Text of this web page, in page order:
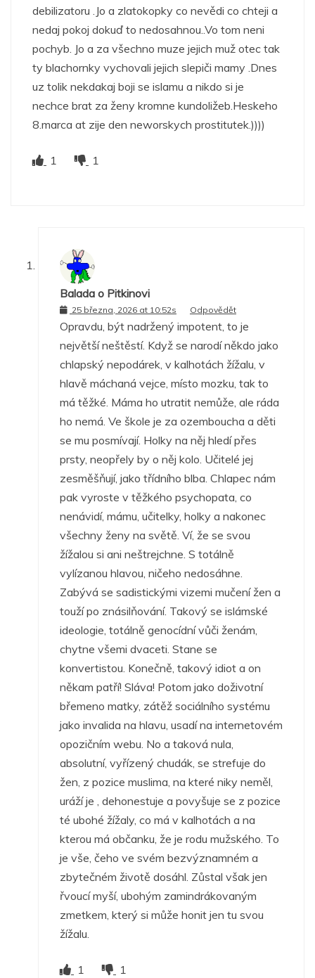
debilizatoru .Jo a zlatokopky co nevědi co chteji a
nedaj pokoj dokuď to nedosahnou..Vo tom neni
pochyb. Jo a za všechno muze jejich muž otec tak
ty blachornky vychovali jejich slepiči mamy .Dnes
uz tolik nekdakaj boji se islamu a nikdo si je
nechce brat za ženy kromne kundoližeb.Heskeho
8.marca at zije den neworskych prostitutek.))))
1 1
Balada o Pitkinovi
25 března, 2026 at 10:52s Odpovědět
Opravdu, být nadržený impotent, to je
největší neštěstí. Když se narodí někdo jako
chlapský nepodárek, v kalhotách žížalu, v
hlavě máchaná vejce, místo mozku, tak to
má těžké. Máma ho utratit nemůže, ale ráda
ho nemá. Ve škole je za ozemboucha a děti
se mu posmívají. Holky na něj hledí přes
prsty, neopřely by o něj kolo. Učitelé jej
zesměšňují, jako třídního blba. Chlapec nám
pak vyroste v těžkého psychopata, co
nenávidí, mámu, učitelky, holky a nakonec
všechny ženy na světě. Ví, že se svou
žížalou si ani neštrejchne. S totálně
vylízanou hlavou, ničeho nedosáhne.
Zabývá se sadistickými vizemi mučení žen a
touží po znásilňování. Takový se islámské
ideologie, totálně genocídní vůči ženám,
chytne všemi dvaceti. Stane se
konvertistou. Konečně, takový idiot a on
někam patří! Sláva! Potom jako doživotní
břemeno matky, zátěž sociálního systému
jako invalida na hlavu, usadí na internetovém
opozičním webu. No a taková nula,
absolutní, vyřízený chudák, se strefuje do
žen, z pozice muslima, na které niky neměl,
uráží je , dehonestuje a povyšuje se z pozice
té ubohé žížaly, co má v kalhotách a na
kterou má občanku, že je rodu mužského. To
je vše, čeho ve svém bezvýznamném a
zbytečném životě dosáhl. Zůstal však jen
řvoucí myší, ubohým zamindrákovaným
zmetkem, který si může honit jen tu svou
žížalu.
1 1